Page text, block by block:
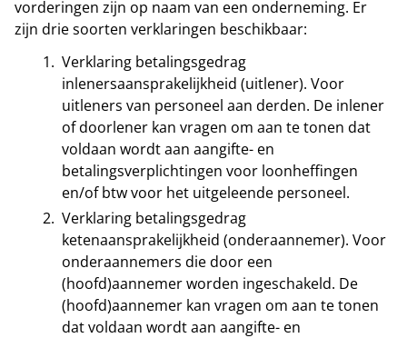
vorderingen zijn op naam van een onderneming. Er
zijn drie soorten verklaringen beschikbaar:
Verklaring betalingsgedrag
inlenersaansprakelijkheid (uitlener). Voor
uitleners van personeel aan derden. De inlener
of doorlener kan vragen om aan te tonen dat
voldaan wordt aan aangifte- en
betalingsverplichtingen voor loonheffingen
en/of btw voor het uitgeleende personeel.
Verklaring betalingsgedrag
ketenaansprakelijkheid (onderaannemer). Voor
onderaannemers die door een
(hoofd)aannemer worden ingeschakeld. De
(hoofd)aannemer kan vragen om aan te tonen
dat voldaan wordt aan aangifte- en